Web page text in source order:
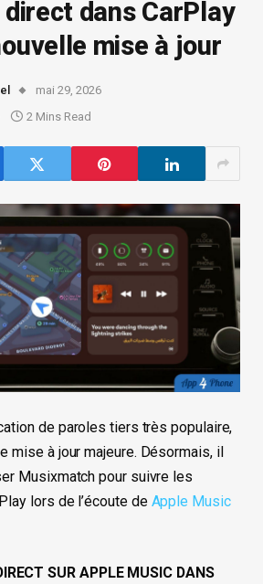
dans CarPlay
mise à jour
mai 29, 2026
2 Mins Read
de paroles tiers très populaire,
mise à jour majeure. Désormais, il
Musixmatch pour suivre les
lors de l’écoute de Apple Music
SUR APPLE MUSIC DANS